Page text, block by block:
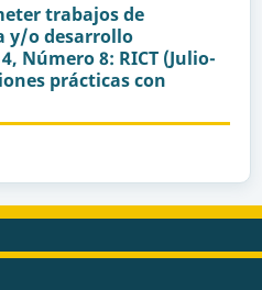
trabajos de
y/o desarrollo
Número 8: RICT (Julio-
prácticas con